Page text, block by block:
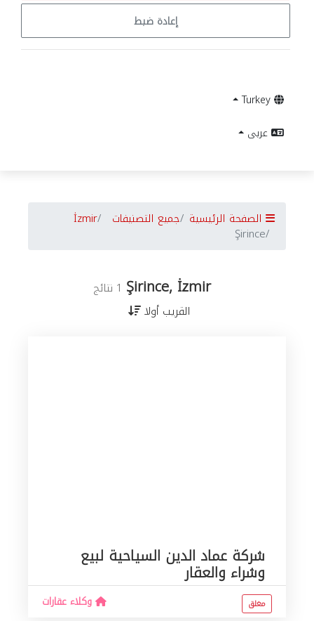
إعادة ضبط
Turkey
عربى
الصفحة الرئيسية جميع التصنيفات İzmir
Şirince
Şirince, İzmir 1 نتائج
القريب أولا
شركة عماد الدين السياحية لبيع
وشراء والعقار
وكلاء عقارات مغلق